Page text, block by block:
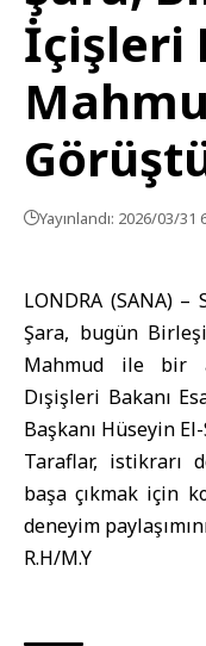
İçişleri
Yayınlandı: 2026/03/31
LONDRA (SANA) –
Şara, bugün
Mahmud ile bir
Dışişleri Bakanı
Başkanı Hüseyin
Taraflar, istikrarı
başa çıkmak için
deneyim
R.H/M.Y